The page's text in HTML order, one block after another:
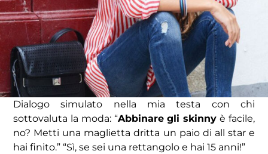
Dialogo simulato nella mia testa con chi
sottovaluta la moda: “Abbinare gli skinny è facile,
no? Metti una maglietta dritta un paio di all star e
hai finito.” “Sì, se sei una rettangolo e hai 15 anni!”